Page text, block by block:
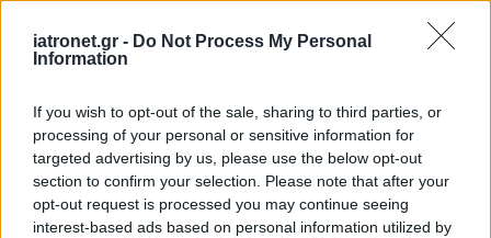
iatronet.gr - Do Not Process My Personal
Information
If you wish to opt-out of the sale, sharing to third parties, or
processing of your personal or sensitive information for
targeted advertising by us, please use the below opt-out
section to confirm your selection. Please note that after your
opt-out request is processed you may continue seeing
interest-based ads based on personal information utilized by
Στρατιωτικών Ιατρών μετά από αίτημα του ΙΣΑ
ιατρικής κάνναβης μειώνει τους εφιάλτες
Δήμος Κασσάνδρας: Αίρεται η απαγόρευση για τη
χρήση του νερού στη Σίβηρη